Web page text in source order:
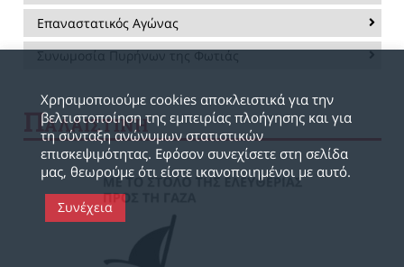
Επαναστατικός Αγώνας
Συνωμοσία Πυρήνων της Φωτιάς
ΠΑΛΑΙΣΤΙΝΗ
Χρησιμοποιούμε cookies αποκλειστικά για την
βελτιστοποίηση της εμπειρίας πλοήγησης και για
τη σύνταξη ανώνυμων στατιστικών
επισκεψιμότητας. Εφόσον συνεχίσετε στη σελίδα
μας, θεωρούμε ότι είστε ικανοποιημένοι με αυτό.
Συνέχεια